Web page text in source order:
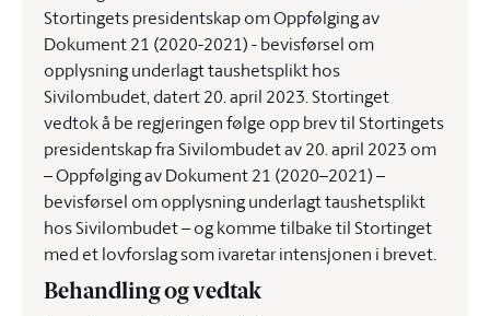
Stortingets presidentskap om Oppfølging av
Dokument 21 (2020-2021) - bevisførsel om
opplysning underlagt taushetsplikt hos
Sivilombudet, datert 20. april 2023. Stortinget
vedtok å be regjeringen følge opp brev til Stortingets
presidentskap fra Sivilombudet av 20. april 2023 om
– Oppfølging av Dokument 21 (2020–2021) –
bevisførsel om opplysning underlagt taushetsplikt
hos Sivilombudet – og komme tilbake til Stortinget
med et lovforslag som ivaretar intensjonen i brevet.
Behandling og vedtak